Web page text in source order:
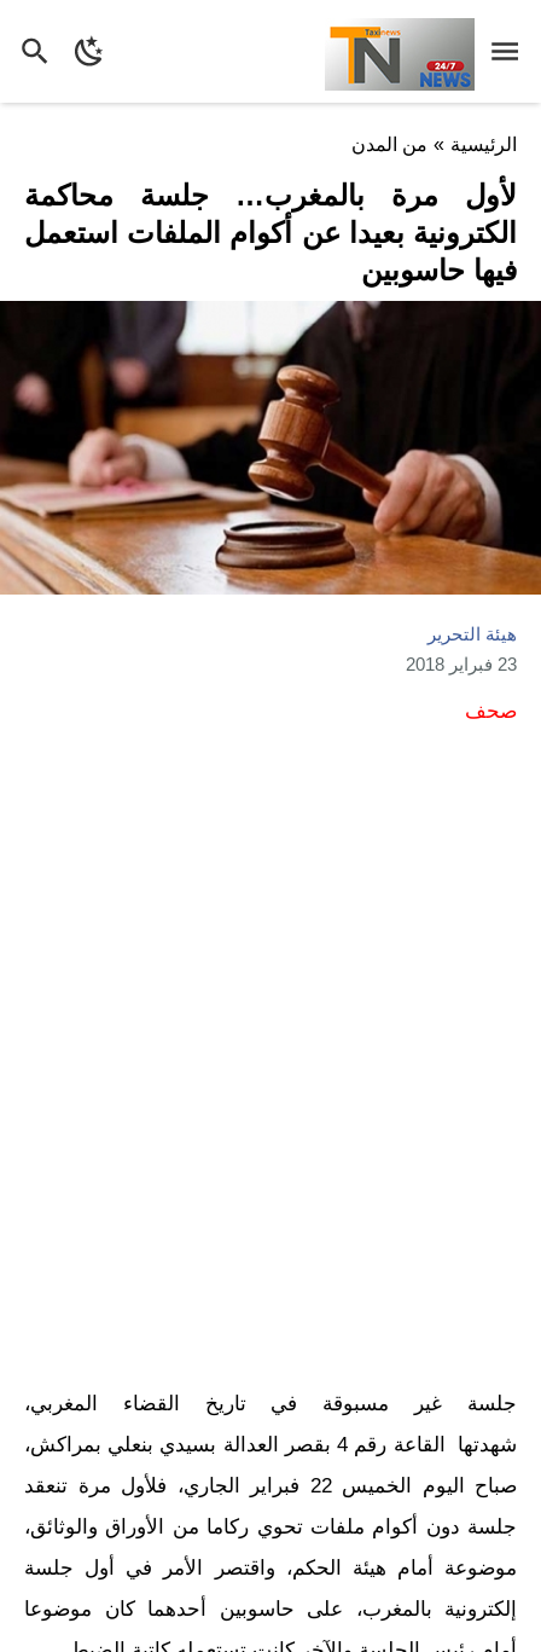
الرئيسية » من المدن
لأول مرة بالمغرب… جلسة محاكمة
الكترونية بعيدا عن أكوام الملفات استعمل
فيها حاسوبين
هيئة التحرير
23 فبراير 2018
صحف
جلسة غير مسبوقة في تاريخ القضاء المغربي،
شهدتها القاعة رقم 4 بقصر العدالة بسيدي بنعلي بمراكش،
صباح اليوم الخميس 22 فبراير الجاري، فلأول مرة تنعقد
جلسة دون أكوام ملفات تحوي ركاما من الأوراق والوثائق،
موضوعة أمام هيئة الحكم، واقتصر الأمر في أول جلسة
إلكترونية بالمغرب، على حاسوبين أحدهما كان موضوعا